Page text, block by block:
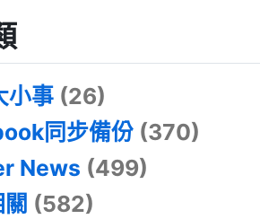
小事 (26)
同步備份 (370)
News (499)
(582)